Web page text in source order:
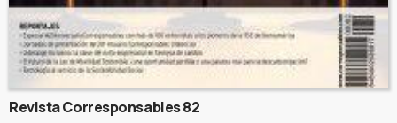
Revista Corresponsables 82